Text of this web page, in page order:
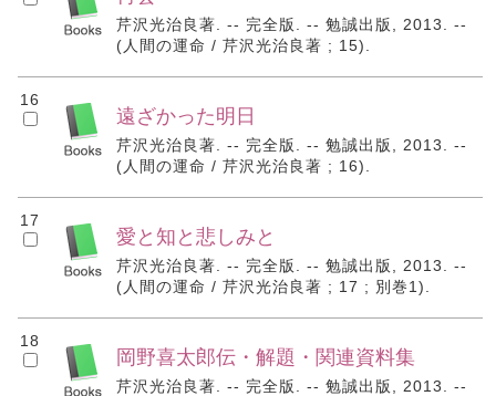
芹沢光治良著. -- 完全版. -- 勉誠出版, 2013. --
(人間の運命 / 芹沢光治良著 ; 15).
16
遠ざかった明日
芹沢光治良著. -- 完全版. -- 勉誠出版, 2013. --
(人間の運命 / 芹沢光治良著 ; 16).
17
愛と知と悲しみと
芹沢光治良著. -- 完全版. -- 勉誠出版, 2013. --
(人間の運命 / 芹沢光治良著 ; 17 ; 別巻1).
18
岡野喜太郎伝・解題・関連資料集
芹沢光治良著. -- 完全版. -- 勉誠出版, 2013. --